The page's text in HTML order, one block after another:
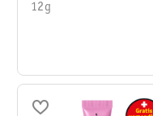
Mood: On! Glycerin Lip
12g